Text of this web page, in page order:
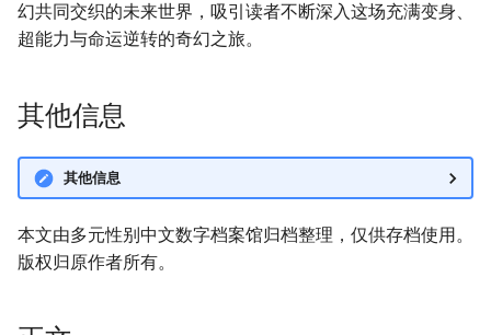
幻共同交织的未来世界，吸引读者不断深入这场充满变身、
超能力与命运逆转的奇幻之旅。
其他信息
其他信息
本文由多元性别中文数字档案馆归档整理，仅供存档使用。
版权归原作者所有。